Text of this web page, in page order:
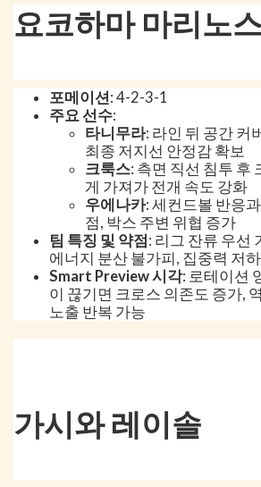
요코하마 마리노
포메이션: 4-2-3-1
주요 선수:
타니무라: 라인 뒤 공간 커
최종 저지선 안정감 확보
크룩스: 측면 직선 침투 후
게 가져가 전개 속도 강화
우에나카: 세컨드볼 반응
점, 박스 주변 위협 증가
팀 특징 및 약점: 리그 잔류 우선
에너지 분산 불가피, 집중력 저
Smart Preview 시각: 로테이션
이 끊기면 크로스 의존도 증가,
노출 반복 가능
가시와 레이솔